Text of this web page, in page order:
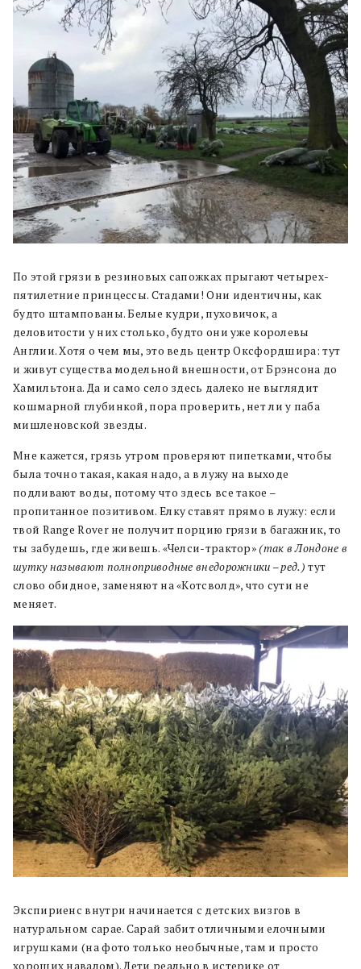
По этой грязи в резиновых сапожках прыгают четырех-
пятилетние принцессы. Стадами! Они идентичны, как
будто штампованы. Белые кудри, пуховичок, а
деловитости у них столько, будто они уже королевы
Англии. Хотя о чем мы, это ведь центр Оксфордшира: тут
и живут существа модельной внешности, от Брэнсона до
Хамильтона. Да и само село здесь далеко не выглядит
кошмарной глубинкой, пора проверить, нет ли у паба
мишленовской звезды.
Мне кажется, грязь утром проверяют пипетками, чтобы
была точно такая, какая надо, а в лужу на выходе
подливают воды, потому что здесь все такое –
пропитанное позитивом. Елку ставят прямо в лужу: если
твой Range Rover не получит порцию грязи в багажник, то
ты забудешь, где живешь. «Челси-трактор»(так в Лондоне в
шутку называют полноприводные внедорожники – ред.) тут
слово обидное, заменяют на «Котсволд», что сути не
меняет.
Экспириенс внутри начинается с детских визгов в
натуральном сарае. Сарай забит отличными елочными
игрушками (на фото только необычные, там и просто
хороших навалом). Дети реально в истерике от